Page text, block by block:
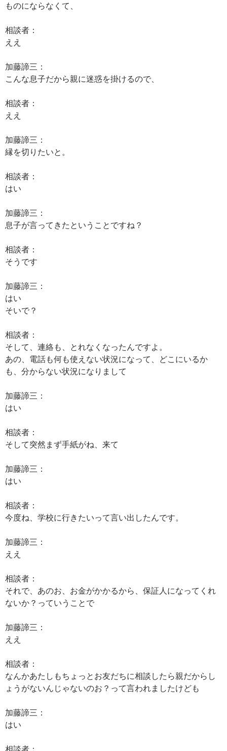
ものにならなくて、
相談者：
ええ
加藤諦三：
こんな息子だから親に迷惑を掛けるので、
相談者：
ええ
加藤諦三：
縁を切りたいと。
相談者：
はい
加藤諦三：
息子が言ってきたということですね？
相談者：
そうです
加藤諦三：
はい
そいで？
相談者：
そして、連絡も、とれなくなったんですよ。
あの、電話も何も使えない状況になって、どこにいるか
も、分からない状況になりまして
加藤諦三：
はい
相談者：
そして突然まず手紙がね、来て
加藤諦三：
はい
相談者：
今度ね、学校に行きたいって言い出したんです。
加藤諦三：
ええ
相談者：
それで、あのお、お金がかかるから、保証人になってくれ
ないか？っていうことで
加藤諦三：
ええ
相談者：
なんかあたしもちょっとお友だちに相談したら親だからし
ょうがないんじゃないのお？って言われましたけども
加藤諦三：
はい
相談者：